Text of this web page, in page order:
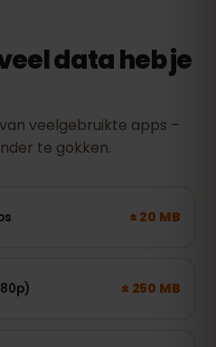
data heb je
veelgebruikte apps –
te gokken.
± 20 MB
± 250 MB